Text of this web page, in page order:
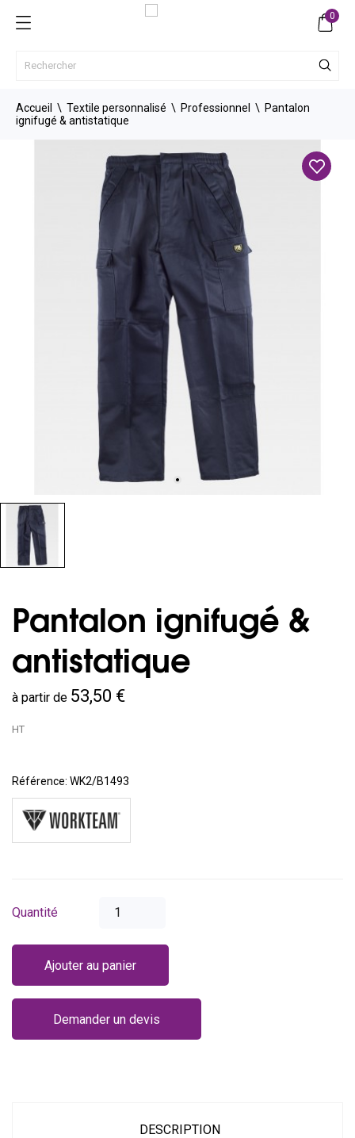
0
Accueil Textile personnalisé Professionnel
Pantalon
ignifugé & antistatique
Pantalon ignifugé &
antistatique
à partir de 53,50 €
HT
Référence: WK2/B1493
Quantité
Ajouter au panier
Demander un devis
DESCRIPTION